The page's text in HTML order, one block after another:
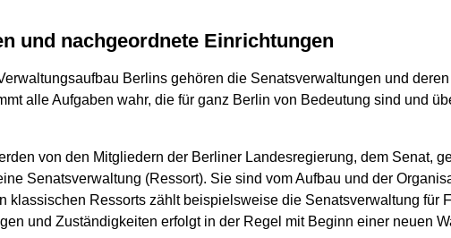
und nachgeordnete Einrichtungen
Berlins gehören die Senatsverwaltungen und
alle Aufgaben wahr, die für ganz Berlin von Bedeutung sind und
von den Mitgliedern der Berliner Landesregierung, dem Senat,
Senatsverwaltung (Ressort). Sie sind vom Aufbau und der
klassischen Ressorts zählt beispielsweise die Senatsverwaltung für
und Zuständigkeiten erfolgt in der Regel mit Beginn einer neuen